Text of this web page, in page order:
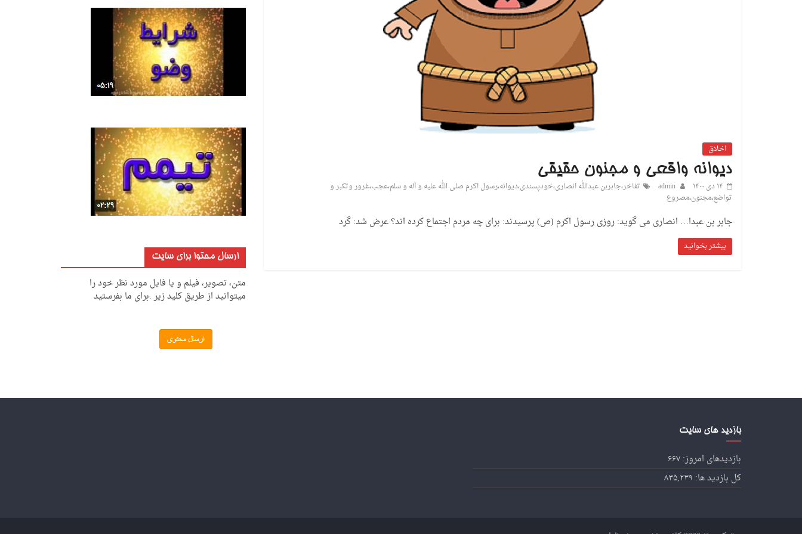
اخلاق
دیوانه واقعی و مجنون حقیقی
۱۴ دی ۱۴۰۰ admin تفاخر،جابربن عبدالله انصاری،خودپسندی،دیوانه،رسول اکرم صلی الله علیه و آله و سلم،عجب،غرور وتکبر و
تواضع،مجنون،مصروع
جابر بن عبدا… انصاری می گوید: روزی رسول اکرم (ص) پرسیدند: برای چه مردم اجتماع کرده اند؟ عرض شد: گرد
بیشتر بخوانید
ارسال محتوا برای سایت
متن، تصویر، فیلم و یا فایل مورد نظر خود را
میتوانید از طریق کلید زیر .برای ما بفرستید
بازدید های سایت
بازدیدهای امروز:۶۶۷
کل بازدید ها: ۸۳۵,۲۳۹